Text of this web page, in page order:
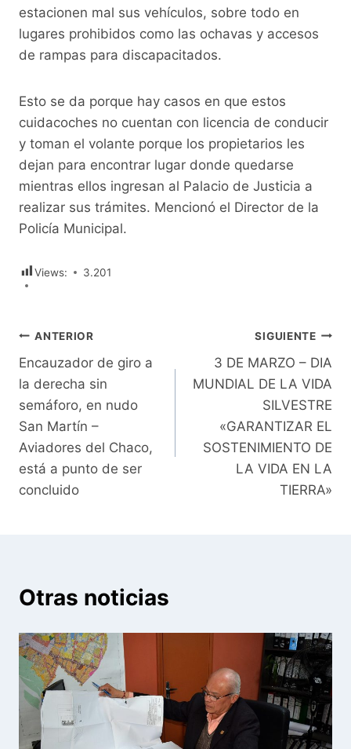
estacionen mal sus vehículos, sobre todo en
lugares prohibidos como las ochavas y accesos
de rampas para discapacitados.
Esto se da porque hay casos en que estos
cuidacoches no cuentan con licencia de conducir
y toman el volante porque los propietarios les
dejan para encontrar lugar donde quedarse
mientras ellos ingresan al Palacio de Justicia a
realizar sus trámites. Mencionó el Director de la
Policía Municipal.
Views: 3.201
Navegación
de
entradas
ANTERIOR
Encauzador de giro a
la derecha sin
semáforo, en nudo
San Martín –
Aviadores del Chaco,
está a punto de ser
concluido
SIGUIENTE
3 DE MARZO – DIA
MUNDIAL DE LA VIDA
SILVESTRE
«GARANTIZAR EL
SOSTENIMIENTO DE
LA VIDA EN LA
TIERRA»
Otras noticias